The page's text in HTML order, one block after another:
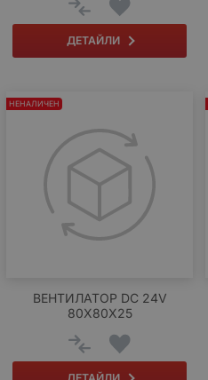
ДЕТАЙЛИ
ВЕНТИЛАТОР DC 24V
80X80X25
ДЕТАЙЛИ
НЕНАЛИЧЕН